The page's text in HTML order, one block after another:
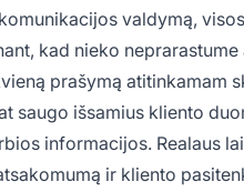
valdymą,
kad nieko
prašymą atitinkamam
saugo išsamius kliento
informacijos. Realaus
ir kliento